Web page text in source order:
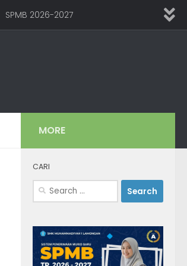
SPMB 2026-2027
MORE
CARI
Search